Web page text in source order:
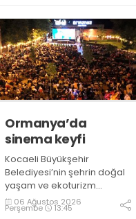
tamamlayacaklarını ifade
ederek açıklamalarda
bulundu. Kocaman,
“Gölcük’te ve Kocaeli
genelinde ses getirecek
projelerimizi tek tek hayata
geçireceğiz” dedi
Ormanya’da
sinema keyfi
Kocaeli Büyükşehir
Belediyesi’nin şehrin doğal
yaşam ve ekoturizm
merkezi Ormanya’da
düzenlediği “Gece
06 Ağustos 2026
Perşembe 13:45